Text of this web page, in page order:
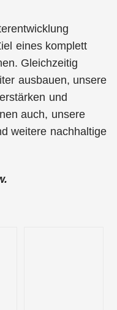
eines komplett
Gleichzeitig
ausbauen, unsere
und
auch, unsere
weitere nachhaltige